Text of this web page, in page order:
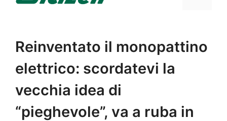
Reinventato il monopattino
elettrico: scordatevi la
vecchia idea di
“pieghevole”, va a ruba in